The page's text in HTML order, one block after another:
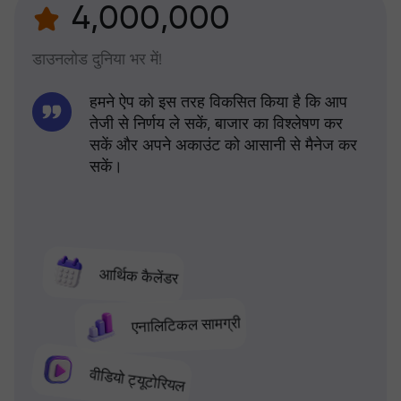
4,000,000
डाउनलोड दुनिया भर में!
आर्थिक कैलेंडर
एनालिटिकल सामग्री
वीडियो ट्यूटोरियल
हमने ऐप को इस तरह विकसित किया है कि आप
तेजी से निर्णय ले सकें, बाजार का विश्लेषण कर
सकें और अपने अकाउंट को आसानी से मैनेज कर
सकें।